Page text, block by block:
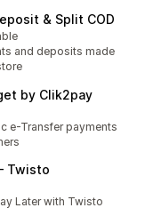
& Split COD
and deposits made
by Clik2pay
e-Transfer payments
Twisto
Later with Twisto